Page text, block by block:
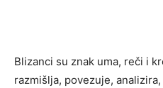
Blizanci su znak uma, reči i
razmišlja, povezuje,